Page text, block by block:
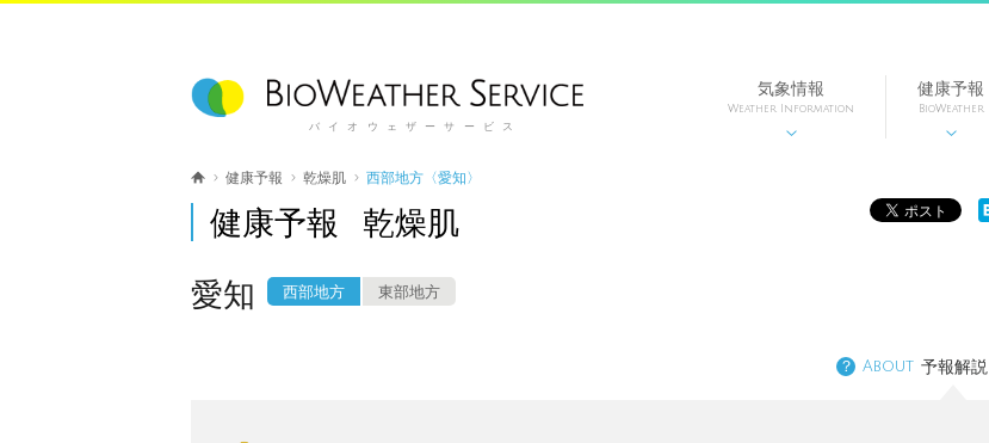
バイオウェザーサービス
気象情報
Weather Information

健康予報
BioWeather

健康予報 乾燥肌 西部地方〈愛知〉
健康予報 乾燥肌
愛知 西部地方 東部地方
？ About 予報解説